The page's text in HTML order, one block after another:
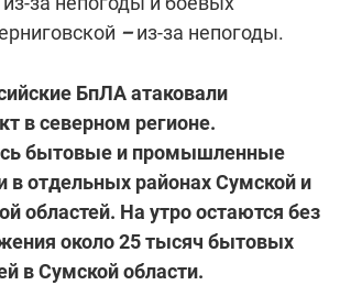
–из-за непогоды.
БпЛА атаковали
в северном регионе.
бытовые и промышленные
в отдельных районах Сумской и
областей. На утро остаются без
около 25 тысяч бытовых
в Сумской области.